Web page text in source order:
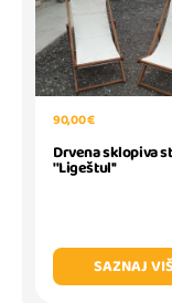
90,00 €
Drvena sklopiva
''Ligeštul''
SAZNAJ